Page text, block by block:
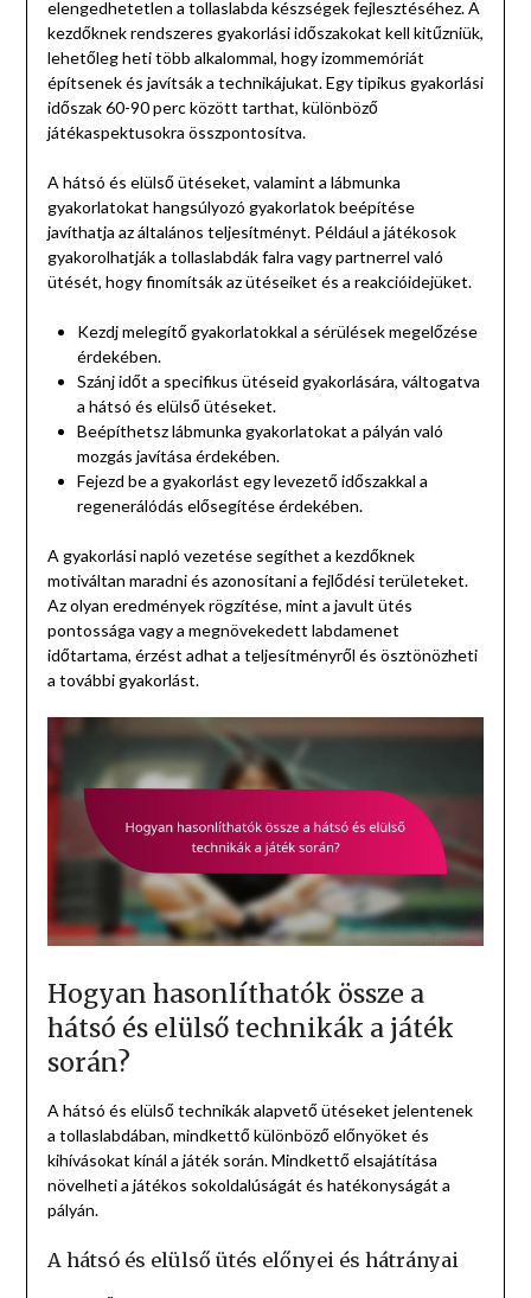
elengedhetetlen a tollaslabda készségek fejlesztéséhez. A
kezdőknek rendszeres gyakorlási időszakokat kell kitűzniük,
lehetőleg heti több alkalommal, hogy izommemóriát
építsenek és javítsák a technikájukat. Egy tipikus gyakorlási
időszak 60-90 perc között tarthat, különböző
játékaspektusokra összpontosítva.
A hátsó és elülső ütéseket, valamint a lábmunka
gyakorlatokat hangsúlyozó gyakorlatok beépítése
javíthatja az általános teljesítményt. Például a játékosok
gyakorolhatják a tollaslabdák falra vagy partnerrel való
ütését, hogy finomítsák az ütéseiket és a reakcióidejüket.
Kezdj melegítő gyakorlatokkal a sérülések megelőzése
érdekében.
Szánj időt a specifikus ütéseid gyakorlására, váltogatva
a hátsó és elülső ütéseket.
Beépíthetsz lábmunka gyakorlatokat a pályán való
mozgás javítása érdekében.
Fejezd be a gyakorlást egy levezető időszakkal a
regenerálódás elősegítése érdekében.
A gyakorlási napló vezetése segíthet a kezdőknek
motiváltan maradni és azonosítani a fejlődési területeket.
Az olyan eredmények rögzítése, mint a javult ütés
pontossága vagy a megnövekedett labdamenet
időtartama, érzést adhat a teljesítményről és ösztönözheti
a további gyakorlást.
Hogyan hasonlíthatók össze a
hátsó és elülső technikák a játék
során?
A hátsó és elülső technikák alapvető ütéseket jelentenek
a tollaslabdában, mindkettő különböző előnyöket és
kihívásokat kínál a játék során. Mindkettő elsajátítása
növelheti a játékos sokoldalúságát és hatékonyságát a
pályán.
A hátsó és elülső ütés előnyei és hátrányai